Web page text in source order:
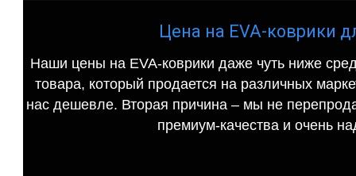
Цена на EVA-коврики
Наши цены на EVA-коврики даже чуть ниже
товара, который продается на различных
нас дешевле. Вторая причина – мы не
премиум-качества и очень